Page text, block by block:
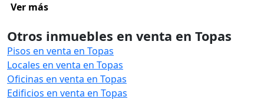
Ver más
Otros inmuebles en venta en Topas
Pisos en venta en Topas
Locales en venta en Topas
Oficinas en venta en Topas
Edificios en venta en Topas